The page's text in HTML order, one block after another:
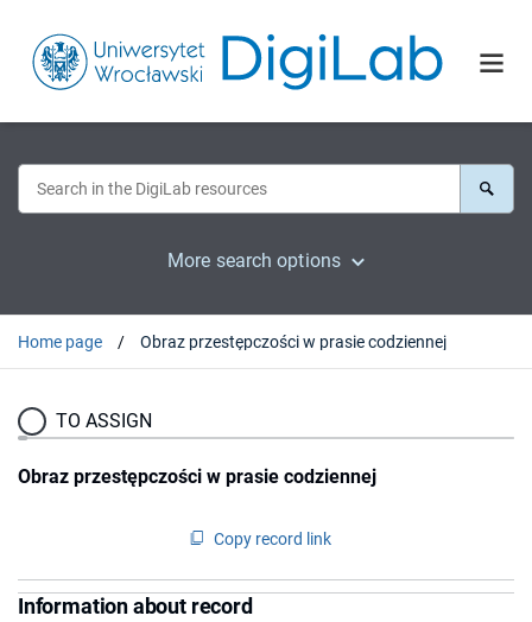
More search options
Home page Obraz przestępczości w prasie codziennej
TO ASSIGN
Obraz przestępczości w prasie codziennej
Copy record link
Information about record